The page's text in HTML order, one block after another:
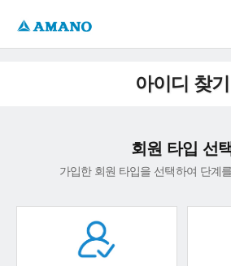
아이디 찾기
회원 타입 선
가입한 회원 타입을 선택하여 단계